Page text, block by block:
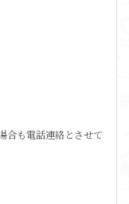
合も電話連絡とさせて